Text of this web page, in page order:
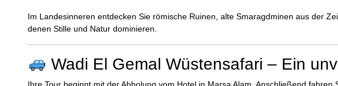
Im Landesinneren entdecken Sie römische Ruinen, alte Smaragdminen aus der
denen Stille und Natur dominieren.
Wadi El Gemal Wüstensafari – Ein